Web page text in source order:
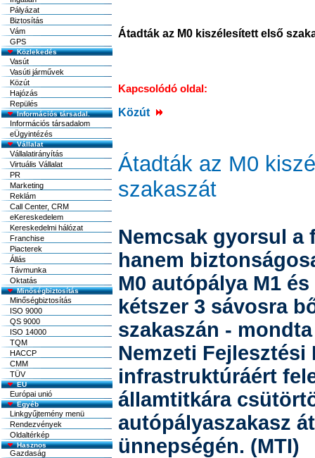
Pályázat
Biztosítás
Vám
GPS
Közlekedés
Vasút
Vasúti járművek
Közút
Hajózás
Repülés
Információs társadal.
Információs társadalom
eÜgyintézés
Vállalat
Vállalatirányítás
Virtuális Vállalat
PR
Marketing
Reklám
Call Center, CRM
eKereskedelem
Kereskedelmi hálózat
Franchise
Piacterek
Állás
Távmunka
Oktatás
Minőségbiztosítás
Minőségbiztosítás
ISO 9000
QS 9000
ISO 14000
TQM
HACCP
CMM
TÜV
EU
Európai unió
Egyéb
Linkgyűjtemény menü
Rendezvények
Oldaltérkép
Átadták az M0 kiszélesített első
Kapcsolódó oldal:
Közút
Átadták az M0
szakaszát
Nemcsak gyorsul a
hanem
M0 autópálya M1
kétszer 3 sávosra
szakaszán -
Nemzeti
infrastruktúráért
államtitkára
autópályaszakasz
ünnepségén. (MTI)